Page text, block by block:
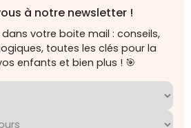
à notre newsletter !
votre boite mail : conseils,
toutes les clés pour la
enfants et bien plus ! 🎯